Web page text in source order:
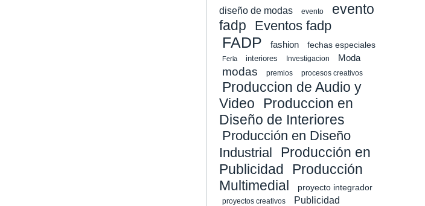
diseño de modas
evento
evento
fadp
Eventos fadp
FADP fashion fechas especiales
Feria interiores Investigacion Moda
modas premios procesos creativos
Produccion de Audio y
Video
Produccion en
Diseño de Interiores
Producción en Diseño
Industrial
Producción en
Publicidad
Producción
Multimedial
proyecto integrador
proyectos creativos Publicidad